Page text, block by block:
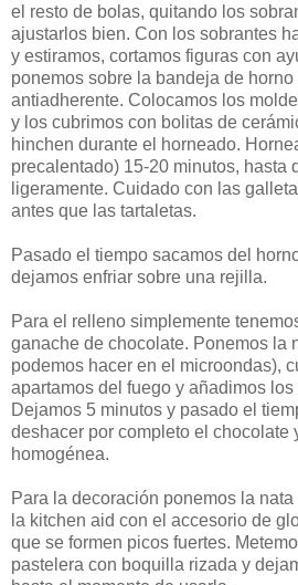
el resto de bolas, quitando los
ajustarlos bien. Con los sobrantes
y estiramos, cortamos figuras con
ponemos sobre la bandeja de horno
antiadherente. Colocamos los
y los cubrimos con bolitas de
hinchen durante el horneado.
precalentado) 15-20 minutos, hasta
ligeramente. Cuidado con las
antes que las tartaletas.
Pasado el tiempo sacamos del
dejamos enfriar sobre una rejilla.
Para el relleno simplemente
ganache de chocolate. Ponemos la
podemos hacer en el microondas),
apartamos del fuego y añadimos
Dejamos 5 minutos y pasado el
deshacer por completo el chocolate
homogénea.
Para la decoración ponemos la
la kitchen aid con el accesorio de
que se formen picos fuertes.
pastelera con boquilla rizada y